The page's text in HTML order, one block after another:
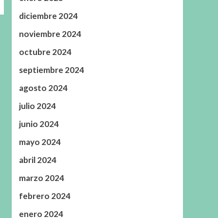
diciembre 2024
noviembre 2024
octubre 2024
septiembre 2024
agosto 2024
julio 2024
junio 2024
mayo 2024
abril 2024
marzo 2024
febrero 2024
enero 2024